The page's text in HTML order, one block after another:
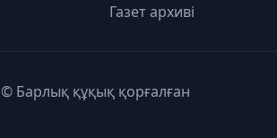
Газет архиві
© Барлық құқық қорғалған